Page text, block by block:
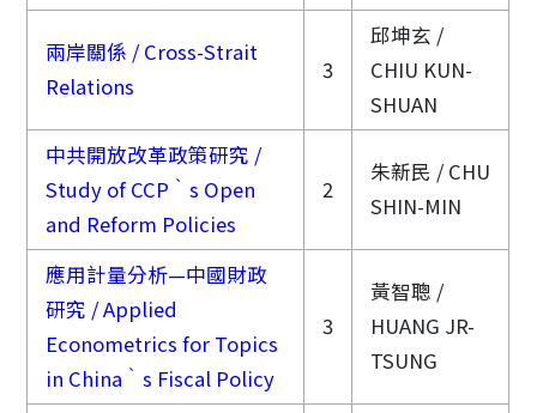
兩岸關係 / Cross-Strait
Relations
3
邱坤玄 /
CHIU KUN-
SHUAN
中共開放改革政策研究 /
Study of CCP‵s Open
and Reform Policies
2
朱新民 / CHU
SHIN-MIN
應用計量分析—中國財政
研究 / Applied
Econometrics for Topics
in China‵s Fiscal Policy
3
黃智聰 /
HUANG JR-
TSUNG